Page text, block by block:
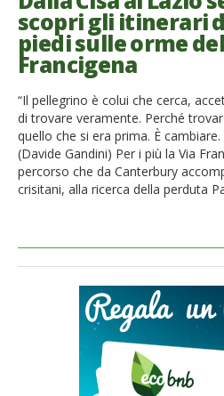
French
Italiano
scopri gli itinerari
piedi sulle orme
Francigena
“Il pellegrino è colui che cerca,
di trovare veramente. Perché
quello che si era prima. È
(Davide Gandini) Per i più la Via
percorso che da Canterbury
crisitani, alla ricerca della perduta